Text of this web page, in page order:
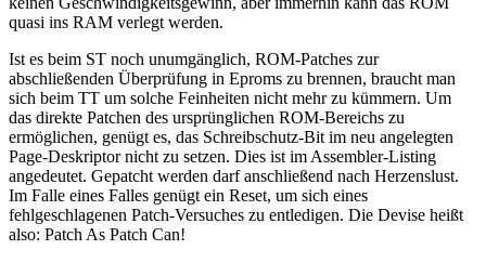
quasi ins RAM verlegt werden.
Ist es beim ST noch unumgänglich, ROM-Patches zur
abschließenden Überprüfung in Eproms zu brennen, braucht man
sich beim TT um solche Feinheiten nicht mehr zu kümmern. Um
das direkte Patchen des ursprünglichen ROM-Bereichs zu
ermöglichen, genügt es, das Schreibschutz-Bit im neu angelegten
Page-Deskriptor nicht zu setzen. Dies ist im Assembler-Listing
angedeutet. Gepatcht werden darf anschließend nach Herzenslust.
Im Falle eines Falles genügt ein Reset, um sich eines
fehlgeschlagenen Patch-Versuches zu entledigen. Die Devise heißt
also: Patch As Patch Can!